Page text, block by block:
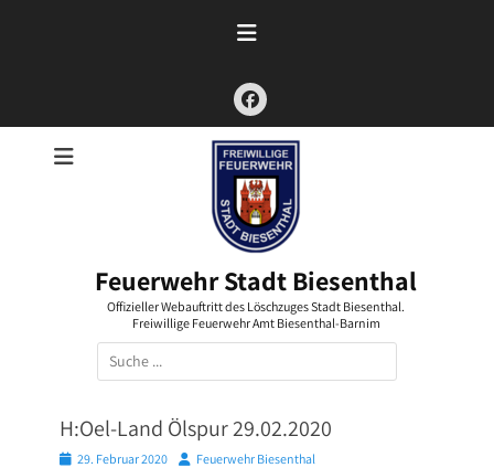
Facebook
Feuerwehr Stadt Biesenthal
Offizieller Webauftritt des Löschzuges Stadt Biesenthal.
Freiwillige Feuerwehr Amt Biesenthal-Barnim
Suchen
nach:
H:Oel-Land Ölspur 29.02.2020
Posted29. Februar 2020 AutorFeuerwehr Biesenthal